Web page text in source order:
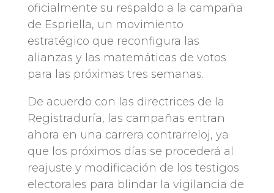
oficialmente su respaldo a la campaña
de Espriella, un movimiento
estratégico que reconfigura las
alianzas y las matemáticas de votos
para las próximas tres semanas.
De acuerdo con las directrices de la
Registraduría, las campañas entran
ahora en una carrera contrarreloj, ya
que los próximos días se procederá al
reajuste y modificación de los testigos
electorales para blindar la vigilancia de